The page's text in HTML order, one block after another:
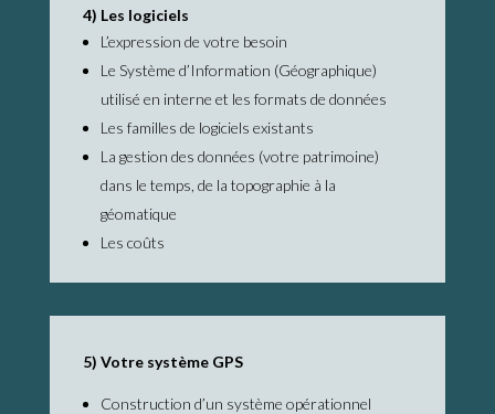
4) Les logiciels
L’expression de votre besoin
Le Système d’Information (Géographique)
utilisé en interne et les formats de données
Les familles de logiciels existants
La gestion des données (votre patrimoine)
dans le temps, de la topographie à la
géomatique
Les coûts
5) Votre système GPS
Construction d’un système opérationnel